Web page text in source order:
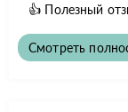
👍 Полезный
Смотреть